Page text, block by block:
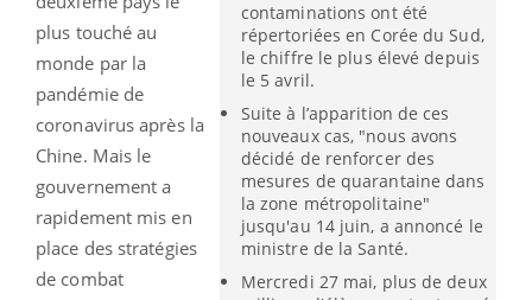
contaminations ont été
répertoriées en Corée du Sud,
le chiffre le plus élevé depuis
le 5 avril.
Suite à l’apparition de ces
nouveaux cas, "nous avons
décidé de renforcer des
mesures de quarantaine dans
la zone métropolitaine"
jusqu'au 14 juin, a annoncé le
ministre de la Santé.
Mercredi 27 mai, plus de deux
plus touché au
monde par la
pandémie de
coronavirus après la
Chine. Mais le
gouvernement a
rapidement mis en
place des stratégies
de combat